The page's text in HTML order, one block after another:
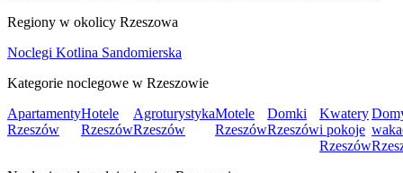
Regiony w okolicy Rzeszowa
Noclegi Kotlina Sandomierska
Kategorie noclegowe w Rzeszowie
Apartamenty
Rzeszów
Hotele
Rzeszów
Agroturystyka
Rzeszów
Motele
Rzeszów
Domki
Rzeszów
Kwatery
i pokoje
Rzeszów